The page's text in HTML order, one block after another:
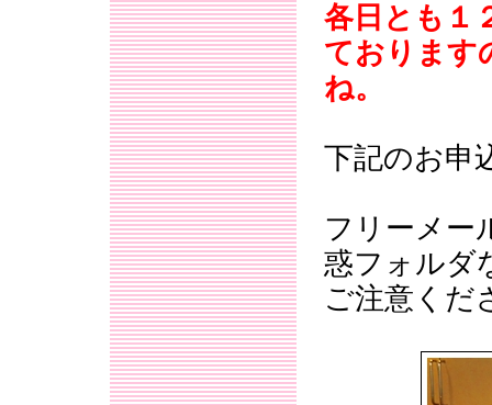
各日とも１
ております
ね。
下記のお申
フリーメー
惑フォルダ
ご注意くだ